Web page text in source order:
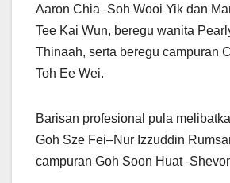
Aaron Chia–Soh Wooi Yik dan
Tee Kai Wun, beregu wanita
Thinaah, serta beregu campuran
Toh Ee Wei.
Barisan profesional pula
Goh Sze Fei–Nur Izzuddin
campuran Goh Soon